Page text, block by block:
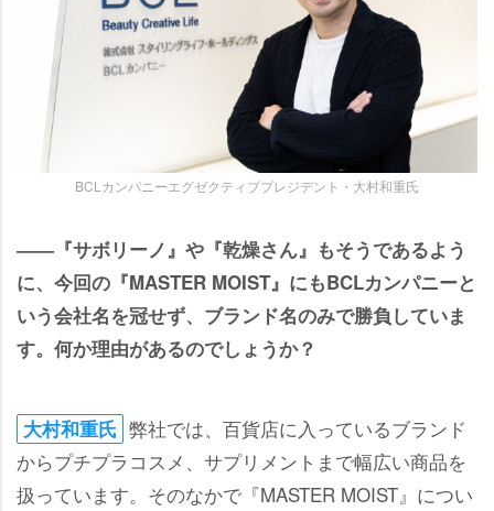
BCLカンパニーエグゼクティブプレジデント・大村和重氏
――『サボリーノ』や『乾燥さん』もそうであるよう
に、今回の『MASTER MOIST』にもBCLカンパニーと
いう会社名を冠せず、ブランド名のみで勝負していま
す。何か理由があるのでしょうか？
大村和重氏 弊社では、百貨店に入っているブランド
からプチプラコスメ、サプリメントまで幅広い商品を
扱っています。そのなかで『MASTER MOIST』につい